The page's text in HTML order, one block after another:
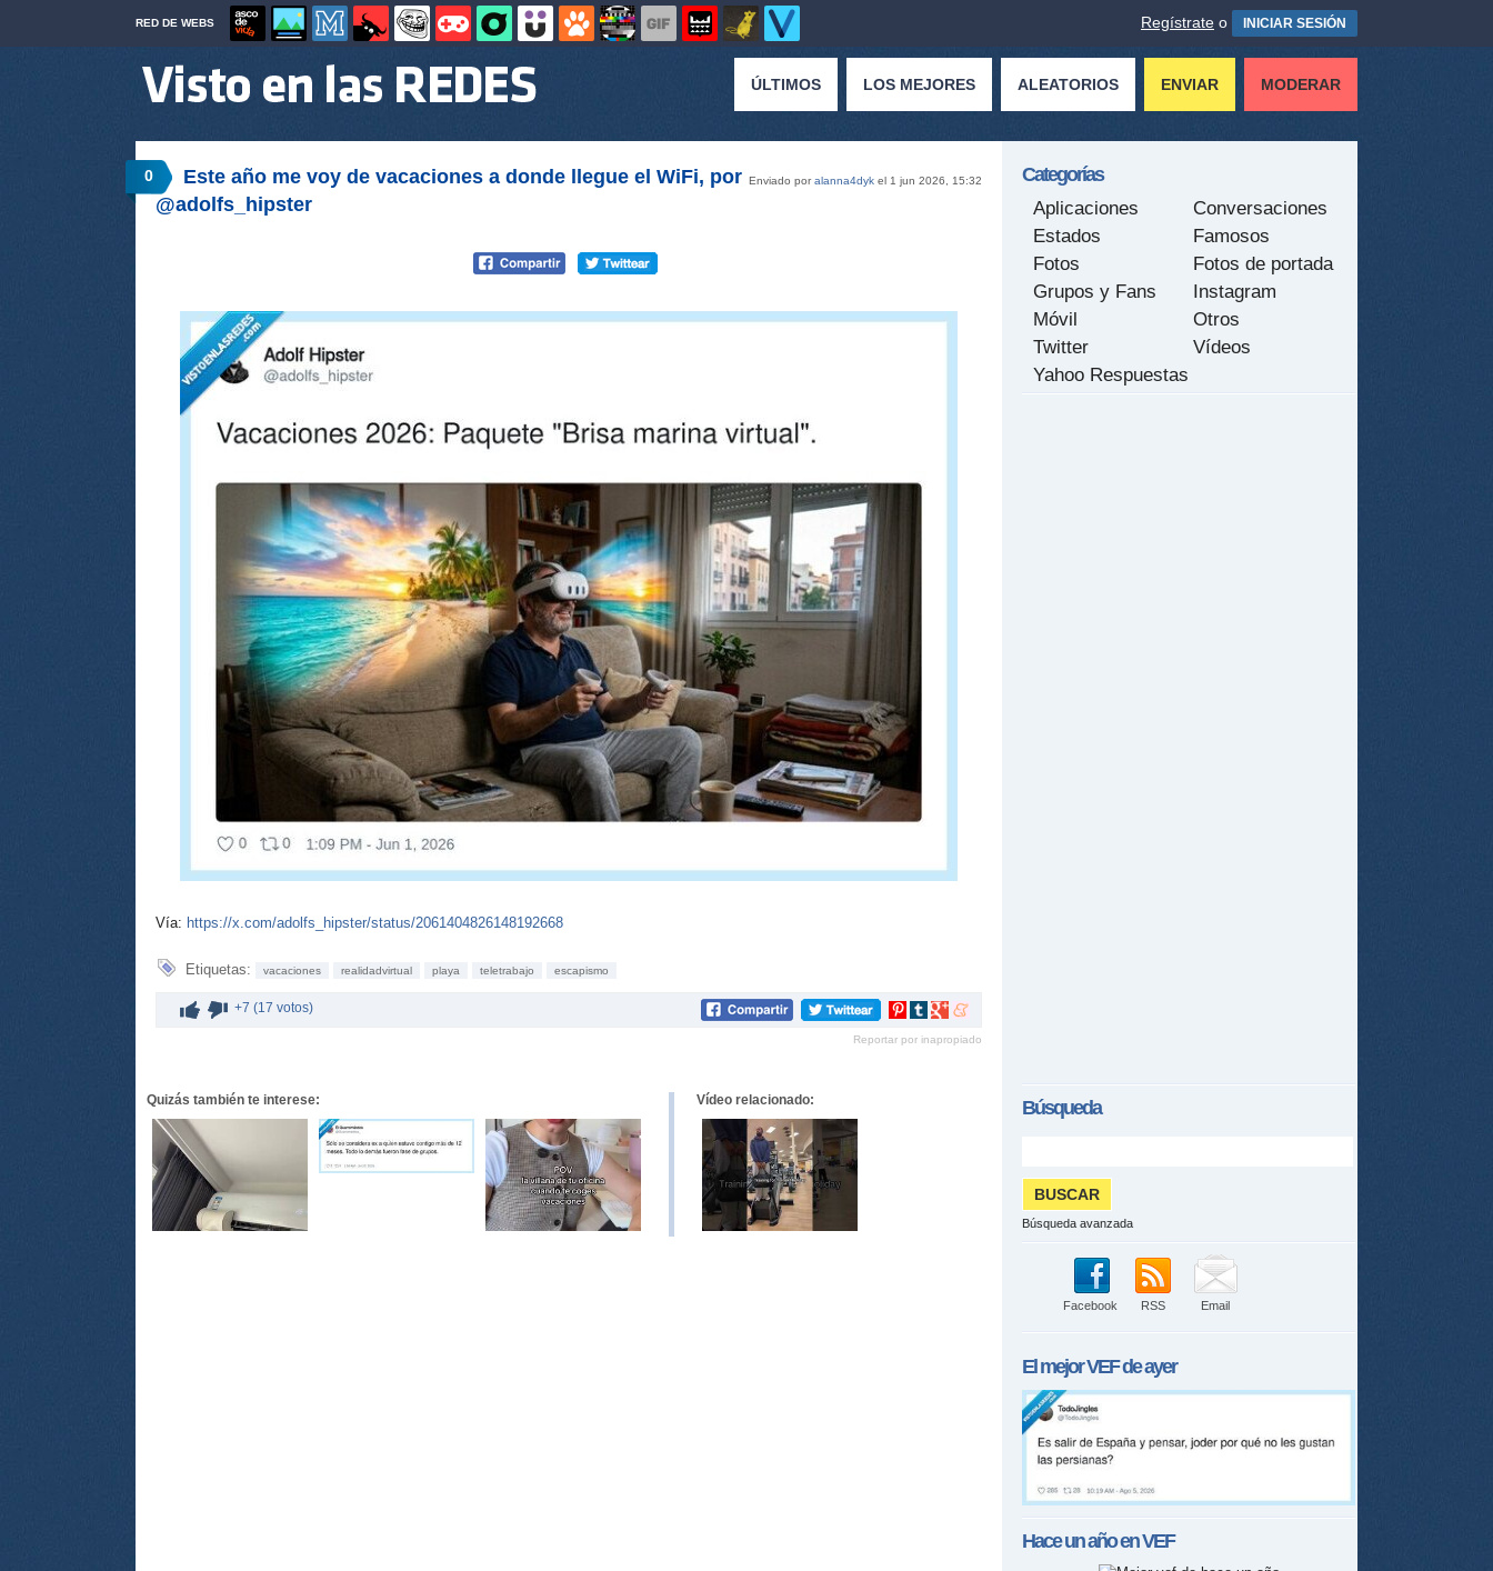
RED DE WEBS Regístrate o INICIAR SESIÓN
ÚLTIMOS LOS MEJORES ALEATORIOS ENVIAR MODERAR
0 Enviado poralanna4dyk el 1 jun 2026, 15:32
Este año me voy de vacaciones a donde llegue el WiFi, por
@adolfs_hipster
Vía: https://x.com/adolfs_hipster/status/2061404826148192668
Etiquetas: vacaciones realidadvirtual playa teletrabajo escapismo
+7 (17 votos)
Compartir
Pinterest
Compartir
tumblr
Compartir
Google+
Compartir
meneame
Reportar por inapropiado
Quizás también te interese: Vídeo relacionado:
Categorías
Aplicaciones
Conversaciones
Estados
Famosos
Fotos
Fotos de portada
Grupos y Fans
Instagram
Móvil
Otros
Twitter
Vídeos
Yahoo Respuestas
Búsqueda
Búsqueda avanzada
Facebook RSS Email
El mejorVEFde ayer
Hace un año enVEF